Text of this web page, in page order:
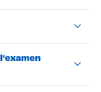
200.- par cours